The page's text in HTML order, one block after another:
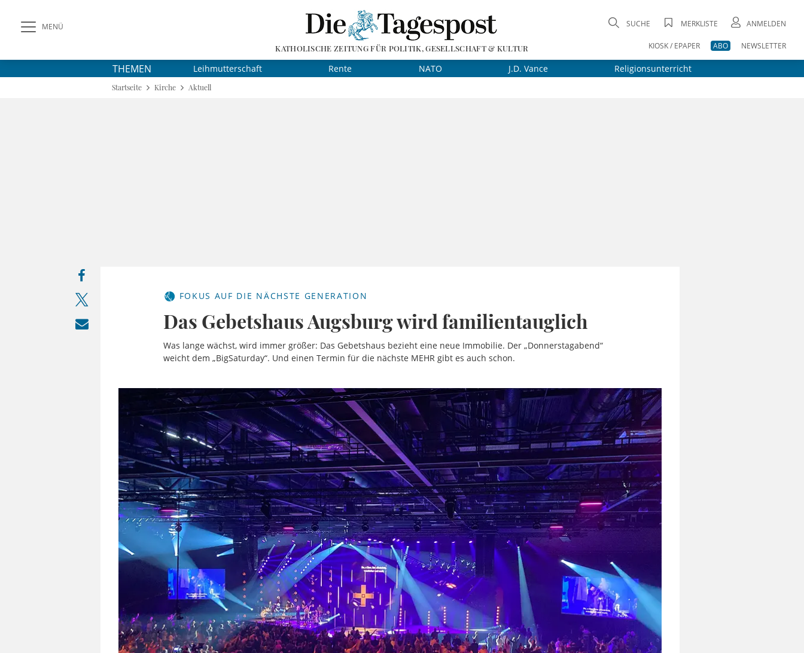
MENÜ
KATHOLISCHE ZEITUNG FÜR POLITIK, GESELLSCHAFT & KULTUR
SUCHE MERKLISTE ANMELDEN
KIOSK / EPAPER ABO NEWSLETTER
THEMEN Leihmutterschaft Rente NATO J.D. Vance Religionsunterricht
Startseite Kirche Aktuell
FOKUS AUF DIE NÄCHSTE GENERATION
Das Gebetshaus Augsburg wird familientauglich
Was lange wächst, wird immer größer: Das Gebetshaus bezieht eine neue Immobilie. Der „Donnerstagabend“
weicht dem „BigSaturday“. Und einen Termin für die nächste MEHR gibt es auch schon.